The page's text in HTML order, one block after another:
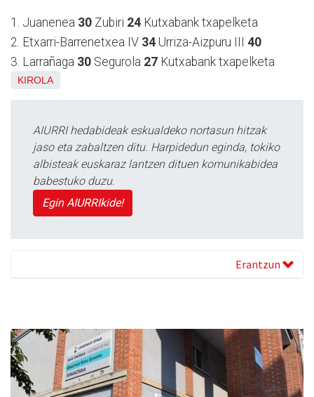
1. Juanenea 30 Zubiri 24 Kutxabank txapelketa
2. Etxarri-Barrenetxea IV 34 Urriza-Aizpuru III 40
3. Larrañaga 30 Segurola 27 Kutxabank txapelketa
KIROLA
AIURRI hedabideak eskualdeko nortasun hitzak
jaso eta zabaltzen ditu. Harpidedun eginda, tokiko
albisteak euskaraz lantzen dituen komunikabidea
babestuko duzu.
Egin AIURRIkide!
Erantzun